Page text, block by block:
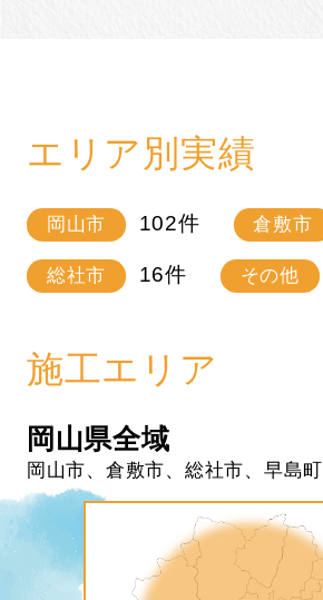
エリア別実績
岡山市 102件 倉敷市
総社市 16件 その他
施工エリア
岡山県全域
岡山市、倉敷市、総社市、早島町